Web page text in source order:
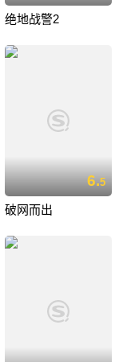
绝地战警2
6.5
破网而出